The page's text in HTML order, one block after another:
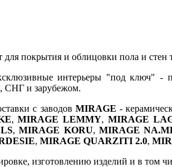
для покрытия и облицовки пола и
интерьеры "под ключ" -
СНГ и зарубежом.
с заводов MIRAGE -
,MIRAGE LEMMY,MIRAGE
,MIRAGE KORU, MIRAGE
, MIRAGE QUARZITI 2.0,
изготовлению изделий и в том